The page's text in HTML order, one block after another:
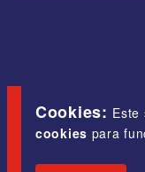
Cookies: Este
cookies para E-